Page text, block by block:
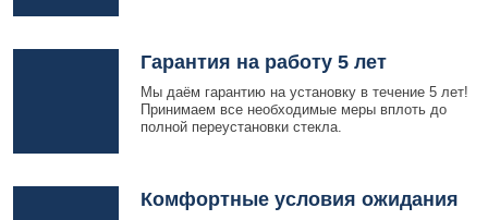
Гарантия на работу 5 лет
Мы даём гарантию на установку в течение 5 лет!
Принимаем все необходимые меры вплоть до
полной переустановки стекла.
Комфортные условия ожидания